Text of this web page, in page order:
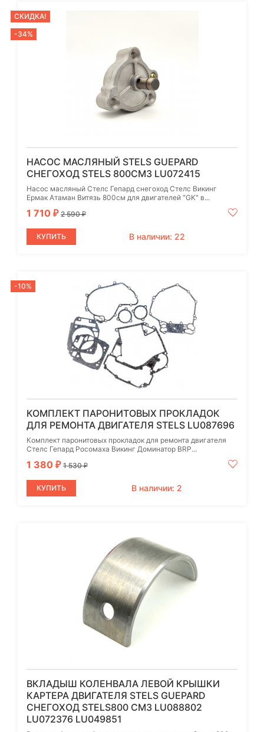
СКИДКА!
-34%
НАСОС МАСЛЯНЫЙ STELS GUEPARD
СНЕГОХОД STELS 800СМ3 LU072415
Насос масляный Стелс Гепард снегоход Стелс Викинг
Ермак Атаман Витязь 800см для двигателей "GK" в...
1 710 ₽ 2 590₽
КУПИТЬ В наличии: 22
-10%
КОМПЛЕКТ ПАРОНИТОВЫХ ПРОКЛАДОК
ДЛЯ РЕМОНТА ДВИГАТЕЛЯ STELS LU087696
Комплект паронитовых прокладок для ремонта двигателя
Стелс Гепард Росомаха Викинг Доминатор BRP...
1 380 ₽ 1 530₽
КУПИТЬ В наличии: 2
ВКЛАДЫШ КОЛЕНВАЛА ЛЕВОЙ КРЫШКИ
КАРТЕРА ДВИГАТЕЛЯ STELS GUEPARD
СНЕГОХОД STELS800 СМ3 LU088802
LU072376 LU049851